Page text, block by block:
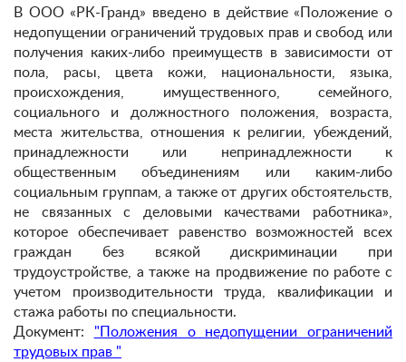
В ООО «РК-Гранд» введено в действие «Положение о
недопущении ограничений трудовых прав и свобод или
получения каких-либо преимуществ в зависимости от
пола, расы, цвета кожи, национальности, языка,
происхождения, имущественного, семейного,
социального и должностного положения, возраста,
места жительства, отношения к религии, убеждений,
принадлежности или непринадлежности к
общественным объединениям или каким-либо
социальным группам, а также от других обстоятельств,
не связанных с деловыми качествами работника»,
которое обеспечивает равенство возможностей всех
граждан без всякой дискриминации при
трудоустройстве, а также на продвижение по работе с
учетом производительности труда, квалификации и
стажа работы по специальности.
Документ: "Положения о недопущении ограничений
трудовых прав "